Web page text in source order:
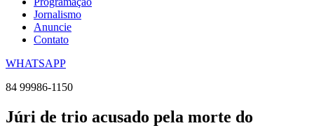
Jornalismo
Anuncie
Contato
WHATSAPP
84 99986-1150
Júri de trio acusado pela morte do